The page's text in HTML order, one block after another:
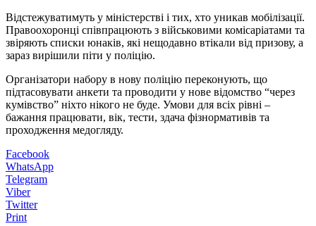
Відстежуватимуть у міністерстві і тих, хто уникав мобілізації.
Правоохоронці співпрацюють з військовими комісаріатами та
звіряють списки юнаків, які нещодавно втікали від призову, а
зараз вирішили піти у поліцію.
Організатори набору в нову поліцію переконують, що
підтасовувати анкети та проводити у нове відомство “через
кумівство” ніхто нікого не буде. Умови для всіх рівні –
бажання працювати, вік, тести, здача фізнормативів та
проходження медогляду.
Facebook
WhatsApp
Telegram
Viber
Twitter
Print